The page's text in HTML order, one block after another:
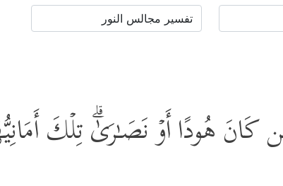
كَانَ هُودًا أَوۡ نَصَـٰرَىٰۗ تِلۡكَ